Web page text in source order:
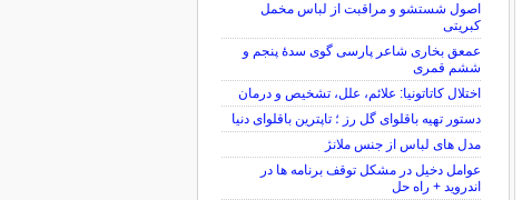
اصول شستشو و مراقبت از لباس مخمل
کبریتی
عمعق بخاری شاعر پارسی گوی سدهٔ پنجم و
ششم قمری
اختلال کاتاتونیا: علائم، علل، تشخیص و درمان
دستور تهیه باقلوای گل رز ؛ تاپترین باقلوای دنیا
مدل های لباس از جنس ملانژ
عوامل دخیل در مشکل توقف برنامه ها در
اندروید + راه حل